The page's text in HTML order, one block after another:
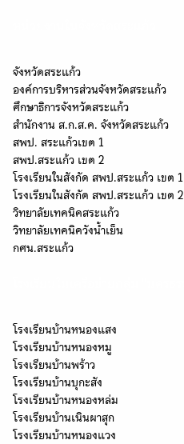
จังหวัดสระแก้ว
องค์การบริหารส่วนจังหวัดสระแก้ว
ศึกษาธิการจังหวัดสระแก้ว
สำนักงาน ส.ก.ส.ค. จังหวัดสระแก้ว
สพป. สระแก้วเขต 1
สพป.สระแก้ว เขต 2
โรงเรียนในสังกัด สพป.สระแก้ว เขต 1
โรงเรียนในสังกัด สพป.สระแก้ว เขต 2
วิทยาลัยเทคนิคสระแก้ว
วิทยาลัยเทคนิควังน้ำเย็น
กศน.สระแก้ว
โรงเรียนบ้านหนองแสง
โรงเรียนบ้านหนองหมู
โรงเรียนบ้านพร้าว
โรงเรียนบ้านบุกะสัง
โรงเรียนบ้านหนองหล่ม
โรงเรียนบ้านเนินผาสุก
โรงเรียนบ้านหนองแวง